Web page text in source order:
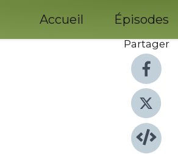
Accueil Épisodes
Partager